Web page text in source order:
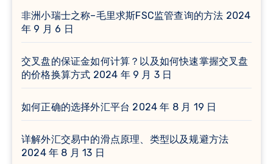
非洲小瑞士之称–毛里求斯FSC监管查询的方法 2024
年 9 月 6 日
交叉盘的保证金如何计算？以及如何快速掌握交叉盘
的价格换算方式 2024 年 9 月 3 日
如何正确的选择外汇平台 2024 年 8 月 19 日
详解外汇交易中的滑点原理、类型以及规避方法
2024 年 8 月 13 日